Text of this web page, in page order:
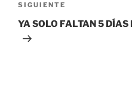
Siguiente
entrada
SIGUIENTE
YA SOLO FALTAN 5